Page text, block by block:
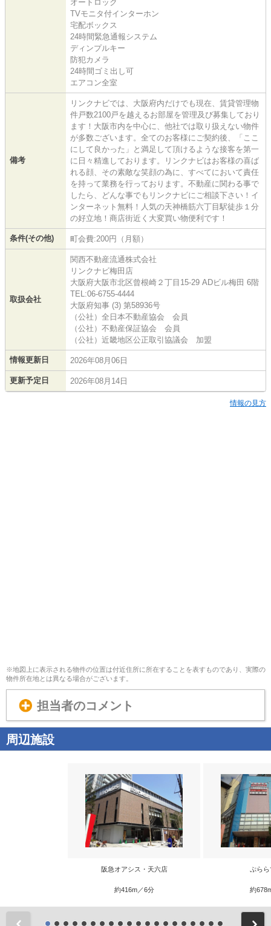
オートロック
TVモニタ付インターホン
宅配ボックス
24時間緊急通報システム
ディンプルキー
防犯カメラ
24時間ゴミ出し可
エアコン全室
備考
リンクナビでは、大阪府内だけでも現在、賃貸管理物
件戸数2100戸を越えるお部屋を管理及び募集しており
ます！大阪市内を中心に、他社では取り扱えない物件
が多数ございます。全てのお客様にご契約後、「ここ
にして良かった」と満足して頂けるような接客を第一
に日々精進しております。リンクナビはお客様の喜ば
れる顔、その素敵な笑顔の為に、すべてにおいて責任
を持って業務を行っております。不動産に関わる事で
したら、どんな事でもリンクナビにご相談下さい！イ
ンターネット無料！人気の天神橋筋六丁目駅徒歩１分
の好立地！商店街近く大変買い物便利です！
条件(その他) 町会費:200円（月額）
取扱会社
関西不動産流通株式会社
リンクナビ梅田店
大阪府大阪市北区曾根崎２丁目15-29 ADビル梅田 6階
TEL:06-6755-4444
大阪府知事 (3) 第58936号
（公社）全日本不動産協会 会員
（公社）不動産保証協会 会員
（公社）近畿地区公正取引協議会 加盟
情報更新日 2026年08月06日
更新予定日 2026年08月14日
情報の見方
※地図上に表示される物件の位置は付近住所に所在することを表すものであり、実際の
物件所在地とは異なる場合がございます。
担当者のコメント
周辺施設
阪急オアシス・天六店
約416m／6分
ぷらら
約